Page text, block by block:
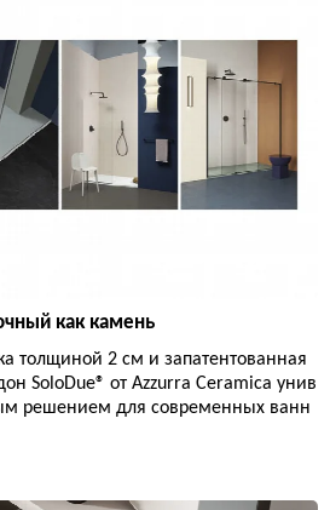
как камень
толщиной 2 см и запатентованная
SoloDue® от Azzurra Ceramica унив
решением для современных ванн